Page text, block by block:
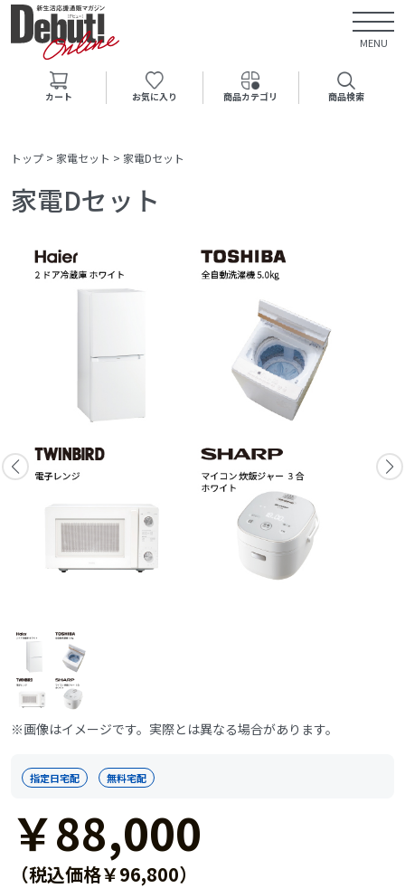
MENU
カート お気に入り 商品カテゴリ 商品検索
トップ > 家電セット > 家電Dセット
家電Dセット
※画像はイメージです。実際とは異なる場合があります。
指定日宅配 無料宅配
￥88,000
（税込価格￥96,800）